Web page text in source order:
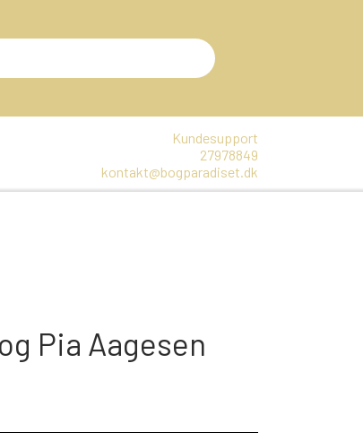
Kundesupport
27978849
kontakt@bogparadiset.dk
Pia Aagesen